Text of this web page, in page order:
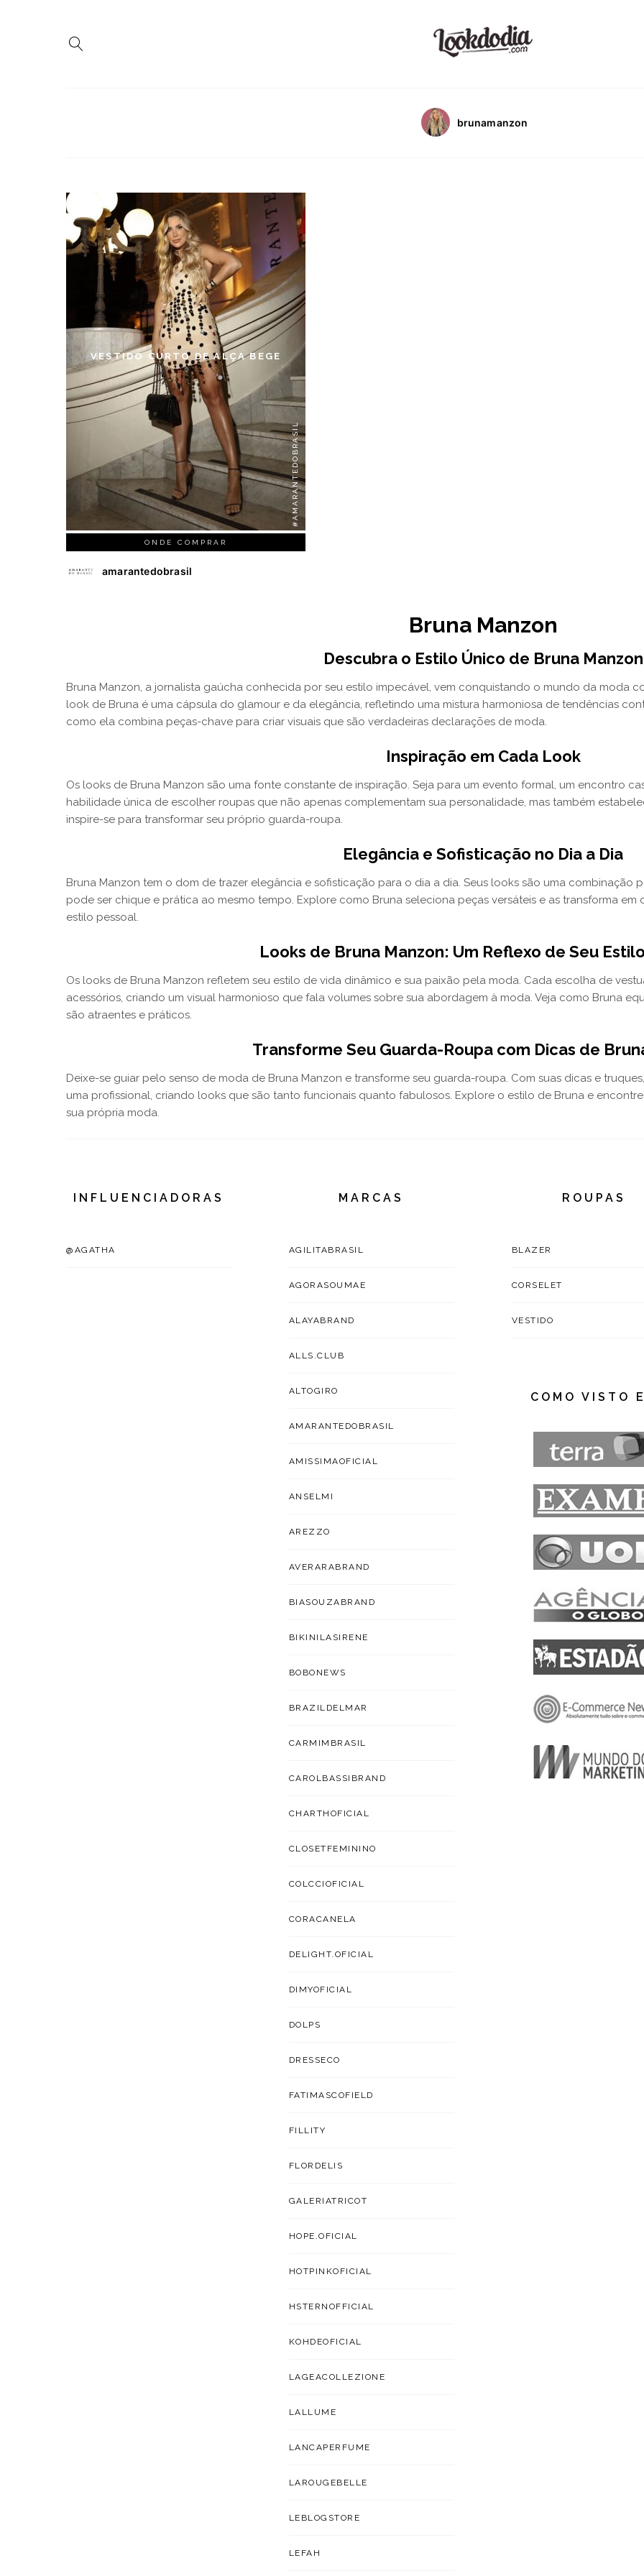
brunamanzon
VESTIDO CURTO DE ALÇA BEGE
#AMARANTEDOBRASIL
ONDE COMPRAR
amarantedobrasil
Bruna Manzon
Descubra o Estilo Único de Bruna Manzon
Bruna Manzon, a jornalista gaúcha conhecida por seu estilo impecável, vem conquistando o mundo da moda
look de Bruna é uma cápsula do glamour e da elegância, refletindo uma mistura harmoniosa de tendências
como ela combina peças-chave para criar visuais que são verdadeiras declarações de moda.
Inspiração em Cada Look
Os looks de Bruna Manzon são uma fonte constante de inspiração. Seja para um evento formal, um encontro
habilidade única de escolher roupas que não apenas complementam sua personalidade, mas também
inspire-se para transformar seu próprio guarda-roupa.
Elegância e Sofisticação no Dia a Dia
Bruna Manzon tem o dom de trazer elegância e sofisticação para o dia a dia. Seus looks são uma
pode ser chique e prática ao mesmo tempo. Explore como Bruna seleciona peças versáteis e as transforma
estilo pessoal.
Looks de Bruna Manzon: Um Reflexo de Seu
Os looks de Bruna Manzon refletem seu estilo de vida dinâmico e sua paixão pela moda. Cada escolha de
acessórios, criando um visual harmonioso que fala volumes sobre sua abordagem à moda. Veja como Bruna
são atraentes e práticos.
Transforme Seu Guarda-Roupa com Dicas de
Deixe-se guiar pelo senso de moda de Bruna Manzon e transforme seu guarda-roupa. Com suas dicas e
uma profissional, criando looks que são tanto funcionais quanto fabulosos. Explore o estilo de Bruna e
sua própria moda.
INFLUENCIADORAS
@AGATHA
MARCAS
AGILITABRASIL
AGORASOUMAE
ALAYABRAND
ALLS.CLUB
ALTOGIRO
AMARANTEDOBRASIL
AMISSIMAOFICIAL
ANSELMI
AREZZO
AVERARABRAND
BIASOUZABRAND
BIKINILASIRENE
BOBONEWS
BRAZILDELMAR
CARMIMBRASIL
CAROLBASSIBRAND
CHARTHOFICIAL
CLOSETFEMININO
COLCCIOFICIAL
CORACANELA
DELIGHT.OFICIAL
DIMYOFICIAL
DOLPS
DRESSECO
FATIMASCOFIELD
FILLITY
FLORDELIS
GALERIATRICOT
HOPE.OFICIAL
HOTPINKOFICIAL
HSTERNOFFICIAL
KOHDEOFICIAL
LAGEACOLLEZIONE
LALLUME
LANCAPERFUME
LAROUGEBELLE
LEBLOGSTORE
LEFAH
ROUPAS
BLAZER
CORSELET
VESTIDO
COMO VISTO